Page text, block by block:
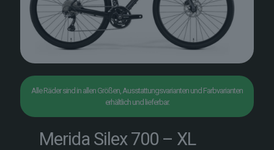
Alle Räder sind in allen Größen, Ausstattungsvarianten und Farbvarianten
erhältlich und lieferbar.
Merida Silex 700 – XL